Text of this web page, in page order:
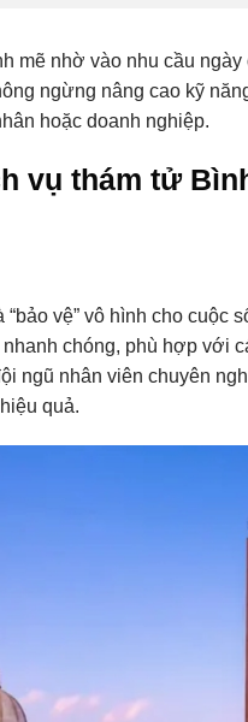
mẽ nhờ vào nhu cầu
ngừng nâng cao kỹ
hoặc doanh nghiệp.
vụ thám tử
“bảo vệ” vô hình cho cuộc
chóng, phù hợp với
ngũ nhân viên chuyên
quả.